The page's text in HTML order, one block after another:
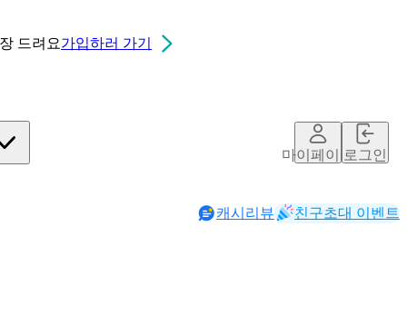
드려요가입하러 가기
마이페이지로그인
캐시리뷰 친구초대 이벤트